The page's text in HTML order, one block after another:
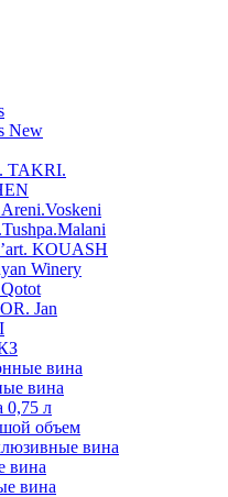
New
TAKRI.
KOUASH
Winery
Jan
вина
вина
0,75 л
объем
вина
вина
вина